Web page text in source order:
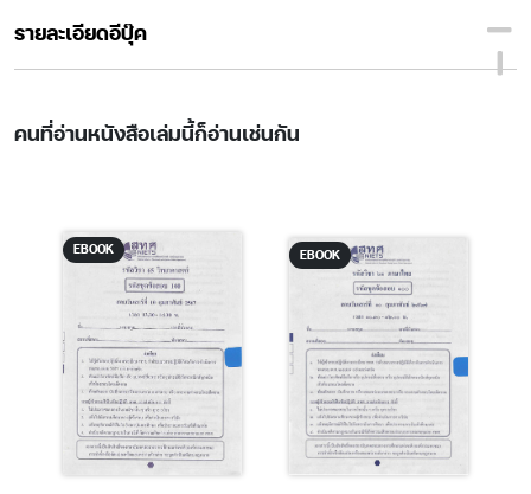
รายละเอียดอีบุ๊ค
คนที่อ่านหนังสือเล่มนี้ก็อ่านเช่นกัน
EBOOK EBOOK